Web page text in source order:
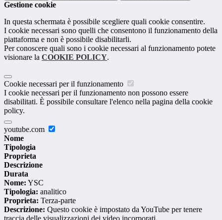
Gestione cookie
In questa schermata è possibile scegliere quali cookie consentire.
I cookie necessari sono quelli che consentono il funzionamento della
piattaforma e non è possibile disabilitarli.
Per conoscere quali sono i cookie necessari al funzionamento potete
visionare la COOKIE POLICY.
Cookie necessari per il funzionamento
I cookie necessari per il funzionamento non possono essere
disabilitati. È possibile consultare l'elenco nella pagina della cookie
policy.
youtube.com
Nome
Tipologia
Proprieta
Descrizione
Durata
Nome: YSC
Tipologia: analitico
Proprieta: Terza-parte
Descrizione: Questo cookie è impostato da YouTube per tenere